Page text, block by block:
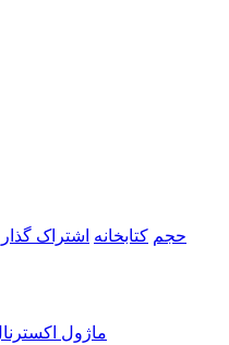
حجم کتابخانه اشتراک
ماژول